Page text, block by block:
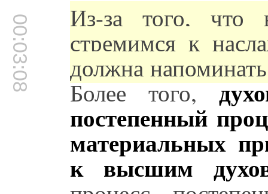
00:03:08 Из-за того,
стремимся к
должна
Более того,
постепенный
материальных
к высшим